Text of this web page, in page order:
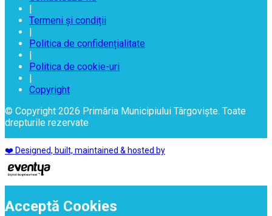
Termeni și condiții
Politica de confidențialitate
Politica de cookie-uri
Copyright
© Copyright 2026 Primăria Municipiului Târgoviște. Toate
drepturile rezervate
❤️ Designed, built, maintained & hosted by
Acceptă Cookies